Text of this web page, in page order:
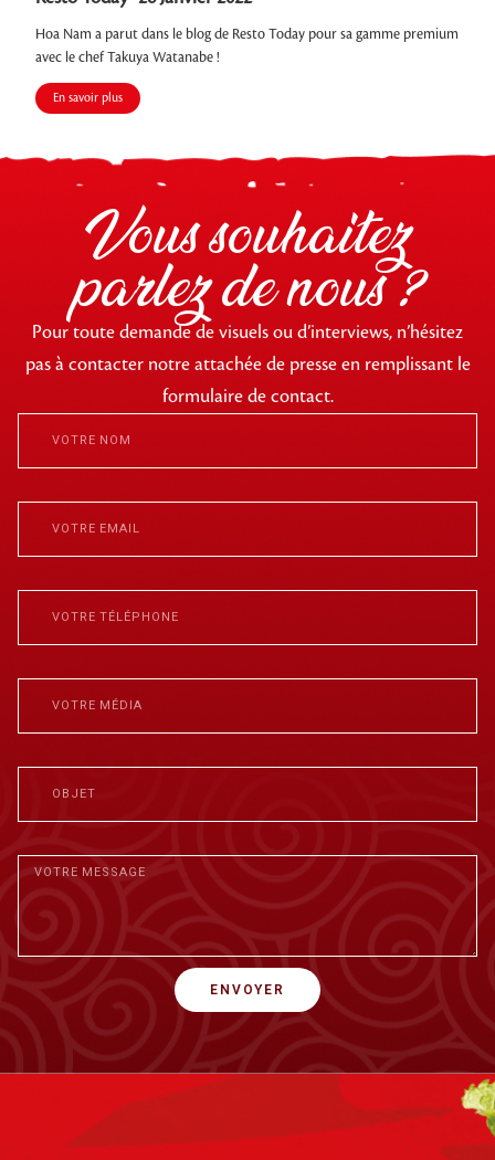
Hoa Nam a parut dans le blog de Resto Today pour sa gamme premium
avec le chef Takuya Watanabe !
En savoir plus
Vous souhaitez
parlez de nous ?
Pour toute demande de visuels ou d’interviews, n’hésitez
pas à contacter notre attachée de presse en remplissant le
formulaire de contact.
ENVOYER